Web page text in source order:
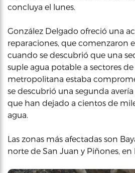
concluya el lunes.
González Delgado ofreció una
reparaciones, que comenzaron
cuando se descubrió que una
suple agua potable a sectores de
metropolitana estaba
se descubrió una segunda
que han dejado a cientos de
agua.
Las zonas más afectadas son
norte de San Juan y Piñones, en